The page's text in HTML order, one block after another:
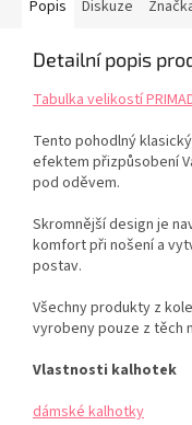
Popis Diskuze
Detailní popis
Tabulka velikostí
Tento pohodlný
efektem přizpůsobení
pod oděvem.
Skromnější design je
komfort při nošení a
postav.
Všechny produkty z
vyrobeny pouze z těch
Vlastnosti kalhotek
dámské kalhotky